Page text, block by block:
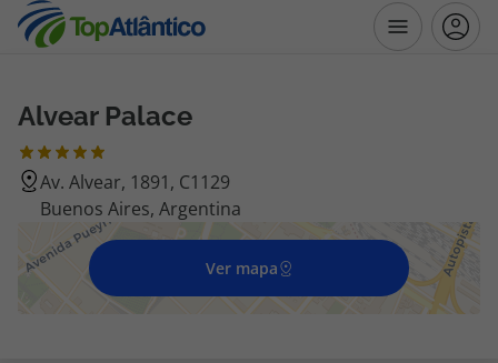
Destinos
Voos
Hotéis
Voos + Hotel
Alvear Palace
Av. Alvear, 1891, C1129
Buenos Aires, Argentina
Ver mapa